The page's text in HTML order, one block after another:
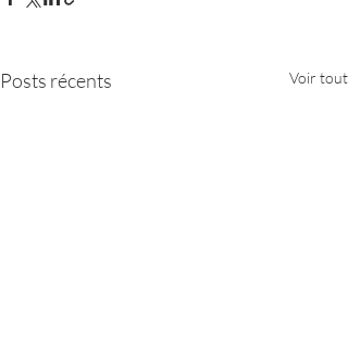
Posts récents Voir tout